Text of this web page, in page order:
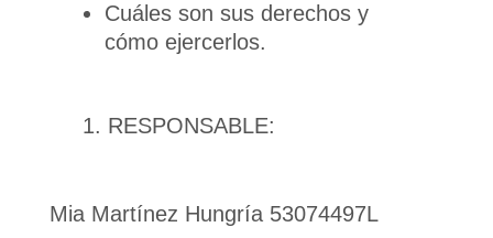
Cuáles son sus derechos y
cómo ejercerlos.
RESPONSABLE:
Mia Martínez Hungría 53074497L